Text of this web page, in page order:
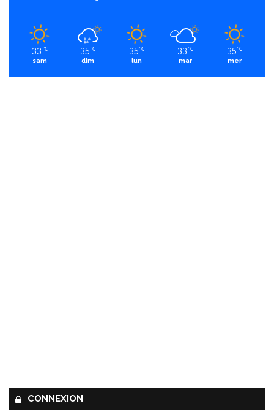
33 ℃
sam
35 ℃
dim
35 ℃
lun
33 ℃
mar
35 ℃
mer
CONNEXION